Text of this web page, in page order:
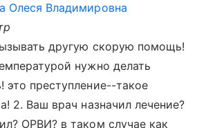
Олеся Владимировна
другую скорую помощь!
нужно делать
это преступление--такое
2. Ваш врач назначил лечение?
ОРВИ? в таком случае как